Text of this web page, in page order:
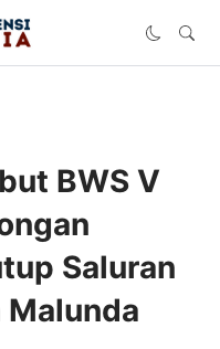
BWS V
Saluran